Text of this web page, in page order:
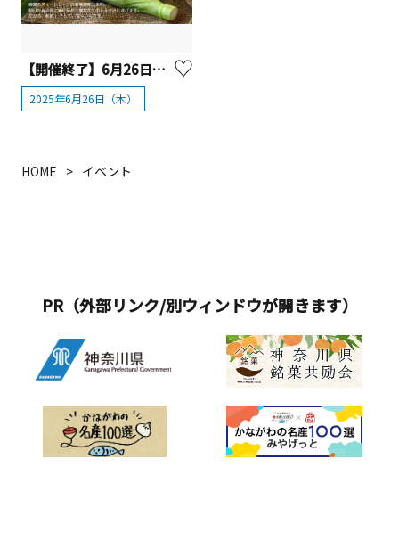
【開催終了】6月26日（木）限定！かながわ屋 「菜速あやせコーン」数量限定販売！
2025年6月26日（木）
HOME イベント
PR（外部リンク/別ウィンドウが開きます）